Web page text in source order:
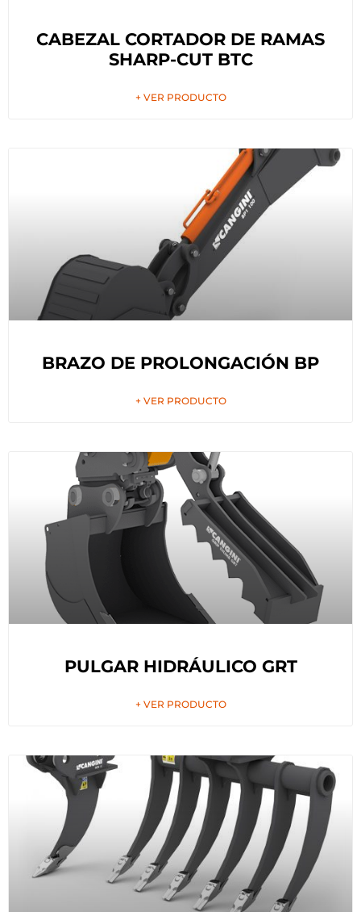
CABEZAL CORTADOR DE RAMAS
SHARP-CUT BTC
+ VER PRODUCTO
BRAZO DE PROLONGACIÓN BP
+ VER PRODUCTO
PULGAR HIDRÁULICO GRT
+ VER PRODUCTO